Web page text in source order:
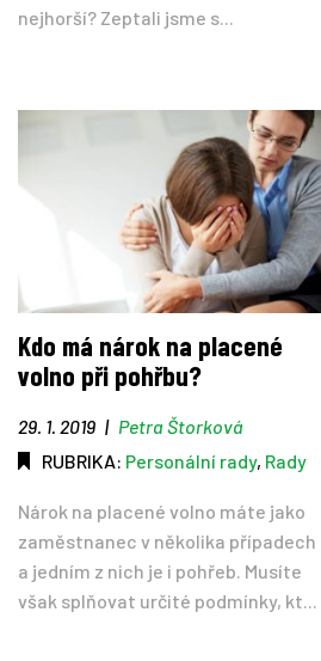
nejhorší? Zeptali jsme s...
Kdo má nárok na placené
volno při pohřbu?
29. 1. 2019 | Petra Štorková
RUBRIKA: Personální rady, Rady
Nárok na placené volno máte jako
zaměstnanec v několika případech
a jedním z nich je i pohřeb. Musíte
však splňovat určité podmínky, kt...